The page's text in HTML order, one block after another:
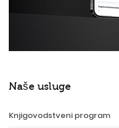
Naše usluge
Knjigovodstveni program